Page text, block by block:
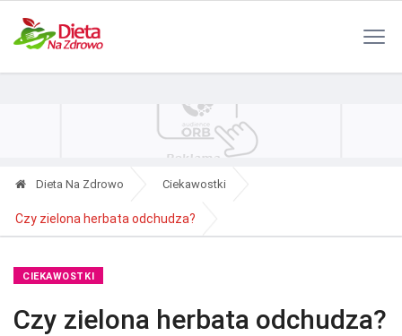
Dieta Na Zdrowo Ciekawostki
Czy zielona herbata odchudza?
CIEKAWOSTKI
Czy zielona herbata odchudza?